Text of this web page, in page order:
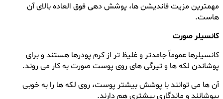
مهمترین مزیت فاندیشن ها، پوشش دهی فوق العاده بالای آن
هاست.
کانسیلر صورت
کانسیلرها عموماً جامدتر و غلیظ تر از کرم پودرها هستند و برای
پوشاندن لکه ها و تیرگی های روی پوست صورت به کار می روند.
آن ها می توانند با پوشش بیشتر پوست، روی لکه ها را به خوبی
بپوشانند و ماندگاری بیشتری هم دارند.